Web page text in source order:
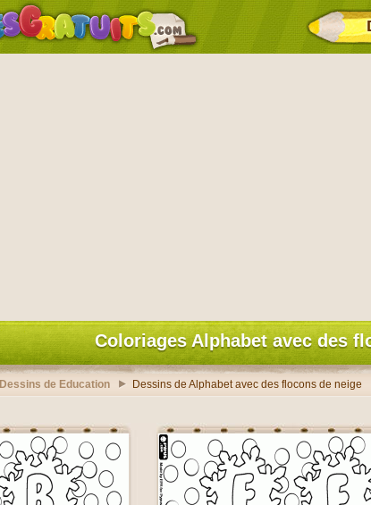
Coloriages Alphabet avec des
Dessins de Education Dessins de Alphabet avec des flocons de neige